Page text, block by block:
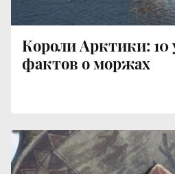
Короли Арктики: 10
фактов о моржах